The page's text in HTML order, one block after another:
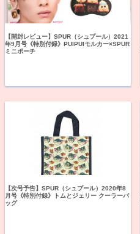
【開封レビュー】SPUR（シュプール）2021
年9月号《特別付録》PUIPUIモルカー×SPUR
ミニポーチ
【次号予告】SPUR（シュプール）2020年8
月号《特別付録》トムとジェリー クーラーバ
ッグ